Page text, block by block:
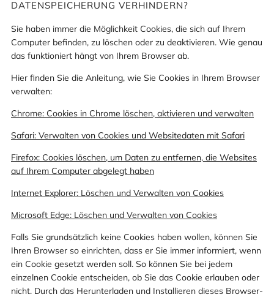
DATENSPEICHERUNG VERHINDERN?
Sie haben immer die Möglichkeit Cookies, die sich auf Ihrem
Computer befinden, zu löschen oder zu deaktivieren. Wie genau
das funktioniert hängt von Ihrem Browser ab.
Hier finden Sie die Anleitung, wie Sie Cookies in Ihrem Browser
verwalten:
Chrome: Cookies in Chrome löschen, aktivieren und verwalten
Safari: Verwalten von Cookies und Websitedaten mit Safari
Firefox: Cookies löschen, um Daten zu entfernen, die Websites
auf Ihrem Computer abgelegt haben
Internet Explorer: Löschen und Verwalten von Cookies
Microsoft Edge: Löschen und Verwalten von Cookies
Falls Sie grundsätzlich keine Cookies haben wollen, können Sie
Ihren Browser so einrichten, dass er Sie immer informiert, wenn
ein Cookie gesetzt werden soll. So können Sie bei jedem
einzelnen Cookie entscheiden, ob Sie das Cookie erlauben oder
nicht. Durch das Herunterladen und Installieren dieses Browser-